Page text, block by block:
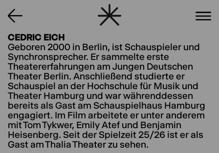
CEDRIC EICH
Geboren 2000 in Berlin, ist Schauspieler und
Synchronsprecher. Er sammelte erste
Theatererfahrungen am Jungen Deutschen
Theater Berlin. Anschließend studierte er
Schauspiel an der Hochschule für Musik und
Theater Hamburg und war währenddessen
bereits als Gast am Schauspielhaus Hamburg
engagiert. Im Film arbeitete er unter anderem
mit Tom Tykwer, Emily Atef und Benjamin
Heisenberg. Seit der Spielzeit 25/26 ist er als
Gast am Thalia Theater zu sehen.